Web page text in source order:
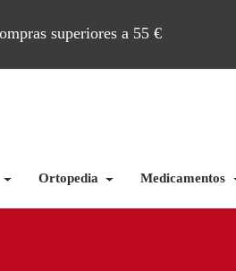
superiores a 55 €
Ortopedia Medicamentos